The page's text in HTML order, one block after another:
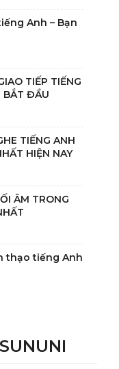
Anh – Bạn
TIẾP TIẾNG
BẮT ĐẦU
TIẾNG ANH
HIỆN NAY
ÂM TRONG
thạo tiếng Anh